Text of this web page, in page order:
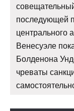
последующей
центрального
Венесуэле
Болденона
чреваты